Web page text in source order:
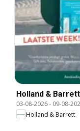
Holland &
03-08-2026- 09-08-
Holland & Barrett